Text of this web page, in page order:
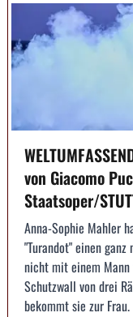
von Giacomo
Staatsoper/
Anna-Sophie Mahler
"Turandot" einen
nicht mit einem Mann
Schutzwall von drei
bekommt sie zur